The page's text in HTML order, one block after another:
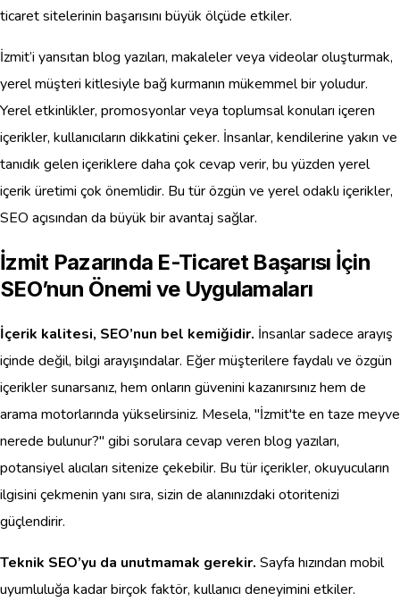
ticaret sitelerinin başarısını büyük ölçüde etkiler.
İzmit’i yansıtan blog yazıları, makaleler veya videolar oluşturmak,
yerel müşteri kitlesiyle bağ kurmanın mükemmel bir yoludur.
Yerel etkinlikler, promosyonlar veya toplumsal konuları içeren
içerikler, kullanıcıların dikkatini çeker. İnsanlar, kendilerine yakın ve
tanıdık gelen içeriklere daha çok cevap verir, bu yüzden yerel
içerik üretimi çok önemlidir. Bu tür özgün ve yerel odaklı içerikler,
SEO açısından da büyük bir avantaj sağlar.
İzmit Pazarında E-Ticaret Başarısı İçin
SEO’nun Önemi ve Uygulamaları
İçerik kalitesi, SEO’nun bel kemiğidir. İnsanlar sadece arayış
içinde değil, bilgi arayışındalar. Eğer müşterilere faydalı ve özgün
içerikler sunarsanız, hem onların güvenini kazanırsınız hem de
arama motorlarında yükselirsiniz. Mesela, "İzmit'te en taze meyve
nerede bulunur?" gibi sorulara cevap veren blog yazıları,
potansiyel alıcıları sitenize çekebilir. Bu tür içerikler, okuyucuların
ilgisini çekmenin yanı sıra, sizin de alanınızdaki otoritenizi
güçlendirir.
Teknik SEO’yu da unutmamak gerekir. Sayfa hızından mobil
uyumluluğa kadar birçok faktör, kullanıcı deneyimini etkiler.